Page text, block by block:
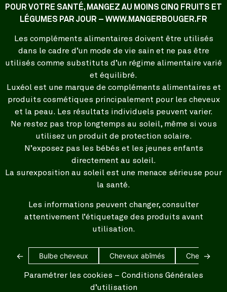
POUR VOTRE SANTÉ, MANGEZ AU MOINS CINQ FRUITS ET
LÉGUMES PAR JOUR – WWW.MANGERBOUGER.FR
Les compléments alimentaires doivent être utilisés
dans le cadre d’un mode de vie sain et ne pas être
utilisés comme substituts d’un régime alimentaire varié
et équilibré.
Luxéol est une marque de compléments alimentaires et
produits cosmétiques principalement pour les cheveux
et la peau. Les résultats individuels peuvent varier.
Ne restez pas trop longtemps au soleil, même si vous
utilisez un produit de protection solaire.
N’exposez pas les bébés et les jeunes enfants
directement au soleil.
La surexposition au soleil est une menace sérieuse pour
la santé.
Les informations peuvent changer, consulter
attentivement l’étiquetage des produits avant
utilisation.
← Bulbe cheveux Cheveux abîmés Cheveux
→
Paramétrer les cookies – Conditions Générales
d’utilisation